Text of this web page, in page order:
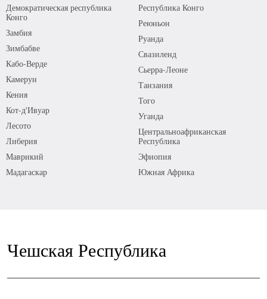
Демократическая республика
Конго
Замбия
Зимбабве
Кабо-Верде
Камерун
Кения
Кот-д'Ивуар
Лесото
Либерия
Маврикий
Мадагаскар
Республика Конго
Реюньон
Руанда
Свазиленд
Сьерра-Леоне
Танзания
Того
Уганда
Центральноафриканская
Республика
Эфиопия
Южная Африка
Чешская Республика